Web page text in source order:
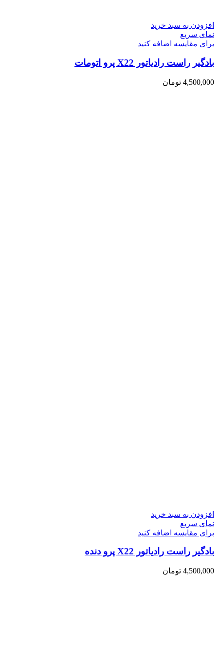
افزودن به سبد خرید
نمای سریع
برای مقایسه اضافه کنید
بادگیر راست رادیاتور X22 پرو اتومات
4,500,000 تومان
افزودن به سبد خرید
نمای سریع
برای مقایسه اضافه کنید
بادگیر راست رادیاتور X22 پرو دنده
4,500,000 تومان